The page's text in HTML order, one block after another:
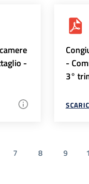
-
-
3°
7 8 9